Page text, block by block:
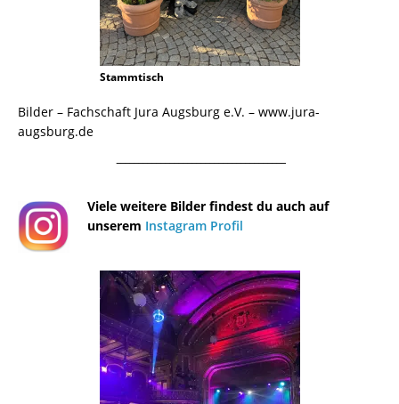
Stammtisch
Bilder – Fachschaft Jura Augsburg e.V. – www.jura-
augsburg.de
¯¯¯¯¯¯¯¯¯¯¯¯¯¯¯¯¯¯¯¯¯¯¯¯¯¯¯¯¯¯¯¯¯¯¯¯¯¯
Viele weitere Bilder findest du auch auf
unserem Instagram Profil